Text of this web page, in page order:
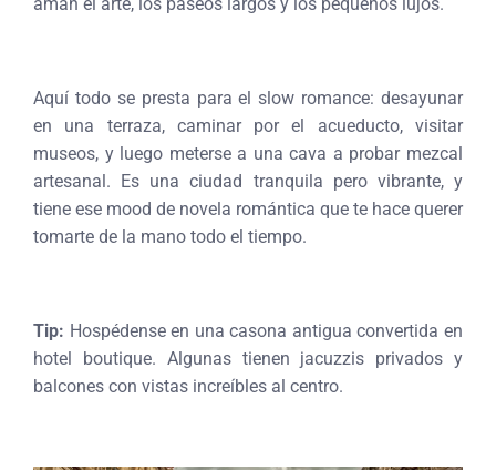
Aquí todo se presta para el slow romance: desayunar
en una terraza, caminar por el acueducto, visitar
museos, y luego meterse a una cava a probar mezcal
artesanal. Es una ciudad tranquila pero vibrante, y
tiene ese mood de novela romántica que te hace querer
tomarte de la mano todo el tiempo.
Tip: Hospédense en una casona antigua convertida en
hotel boutique. Algunas tienen jacuzzis privados y
balcones con vistas increíbles al centro.